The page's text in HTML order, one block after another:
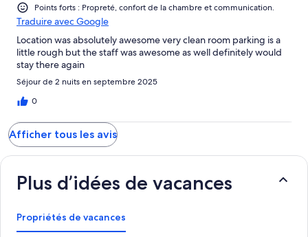
Points forts : Propreté, confort de la chambre et communication.
Traduire avec Google
Location was absolutely awesome very clean room parking is a
little rough but the staff was awesome as well definitely would
stay there again
Séjour de 2 nuits en septembre 2025
0
Afficher tous les avis
Plus d’idées de vacances
Propriétés de vacances